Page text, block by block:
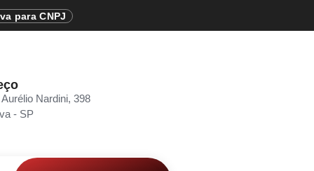
para CNPJ
Nardini, 398
- SP